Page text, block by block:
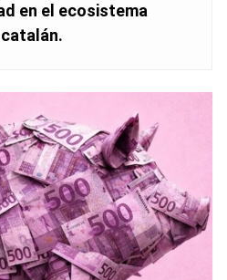
en el ecosistema